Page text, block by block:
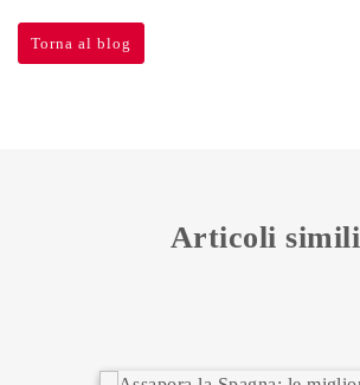
Torna al blog
Articoli simili